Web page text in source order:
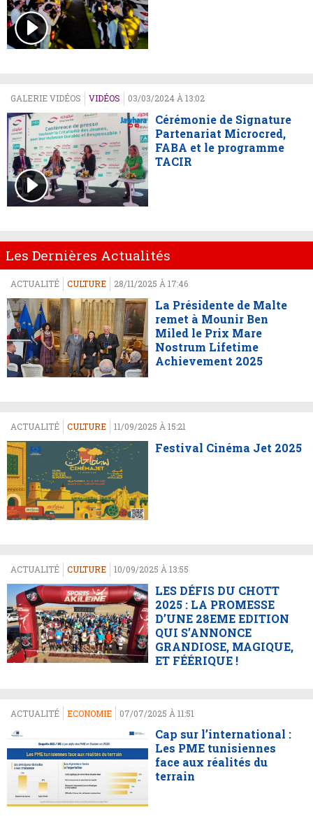
GALERIE VIDÉOS VIDÉOS 03/03/2024 À 13:02
Cérémonie de Signature
Partenariat Microcred,
FABA et le programme
TACIR
Les Dernières Actualités
ACTUALITÉ CULTURE 28/11/2025 À 17:46
La Présidente de Malte
remet à Mounir Ben
Miled le Prix Mare
Nostrum Lifetime
Achievement 2025
ACTUALITÉ CULTURE 11/09/2025 À 15:21
Festival Cinéma Jet 2025
ACTUALITÉ CULTURE 10/09/2025 À 13:55
LES DÉFIS DU CHOTT
2025 : LA PROMESSE
D’UNE 28EME EDITION
QUI S’ANNONCE
GRANDIOSE, MAGIQUE,
ET FÉÉRIQUE !
ACTUALITÉ ECONOMIE 07/07/2025 À 11:51
Cap sur l’international :
Les PME tunisiennes
face aux réalités du
terrain